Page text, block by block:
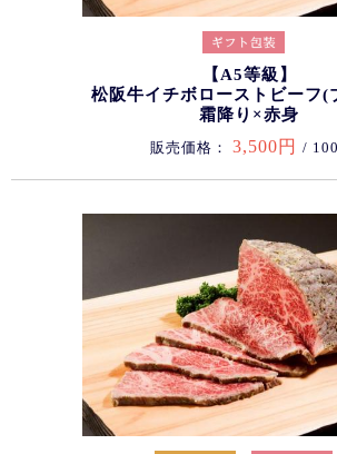
【A5等級】
松阪牛イチボローストビーフ(
霜降り×赤身
販売価格： 3,500円 /